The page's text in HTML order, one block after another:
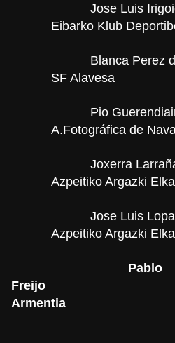
Jose Luis
Eibarko Klub
Blanca Perez
SF Alavesa
Pio
A.Fotográfica de
Joxerra
Azpeitiko Argazki
Jose Luis
Azpeitiko Argazki
Pablo
Freijo
Armentia